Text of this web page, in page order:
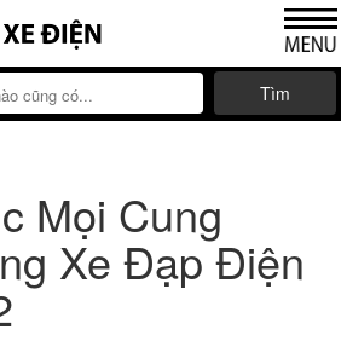
Tìm
Mọi Cung
Xe Đạp Điện